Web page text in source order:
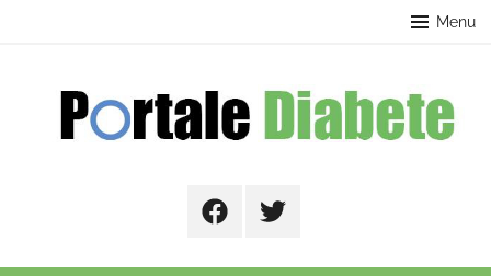
Menu
FacebookTwitter